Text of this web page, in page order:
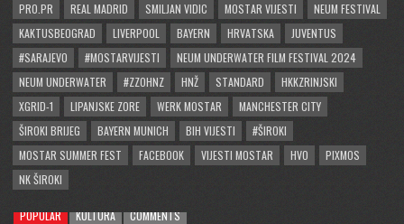
PRO.PR
REAL MADRID SMILJAN VIDIC MOSTAR VIJESTI
NEUM FESTIVAL
KAKTUSBEOGRAD
LIVERPOOL BAYERN HRVATSKA
JUVENTUS
#SARAJEVO
#MOSTARVIJESTI
NEUM UNDERWATER FILM FESTIVAL 2024
NEUM UNDERWATER
#ZZOHNZ HNŽ STANDARD
HKKZRINJSKI
XGRID-1
LIPANJSKE ZORE WERK MOSTAR
MANCHESTER CITY
ŠIROKI BRIJEG
BAYERN MUNICH BIH VIJESTI
#ŠIROKI
MOSTAR SUMMER FEST
FACEBOOK VIJESTI MOSTAR HVO
PIXMOS
NK ŠIROKI
POPULAR KULTURA COMMENTS